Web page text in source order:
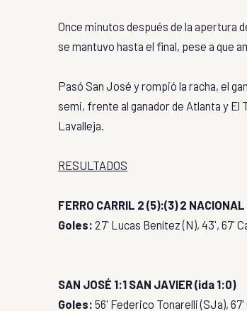
Once minutos después de la apertura
se mantuvo hasta el final, pese a que
Pasó San José y rompió la racha, el
semi, frente al ganador de Atlanta y El
Lavalleja.
RESULTADOS
FERRO CARRIL 2 (5):(3) 2
Goles: 27' Lucas Benítez (N), 43', 67'
SAN JOSÉ 1:1 SAN JAVIER (ida 1:0)
Goles: 56' Federico Tonarelli (SJa),